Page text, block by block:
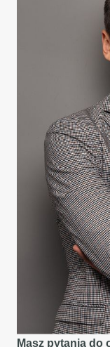
Masz pytania do